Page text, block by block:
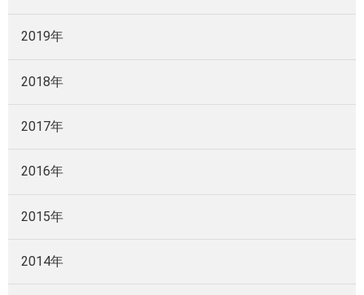
2019年
2018年
2017年
2016年
2015年
2014年